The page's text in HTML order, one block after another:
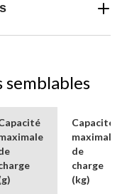
Capacité
maximale
de
charge
(kg)